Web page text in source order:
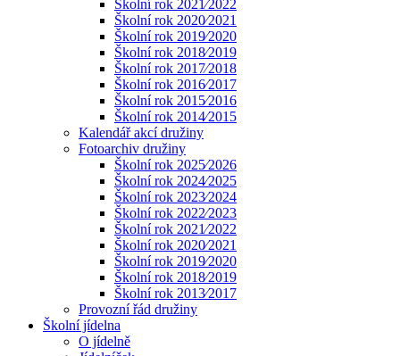
Školní rok 2021⁄2022
Školní rok 2020⁄2021
Školní rok 2019⁄2020
Školní rok 2018⁄2019
Školní rok 2017⁄2018
Školní rok 2016⁄2017
Školní rok 2015⁄2016
Školní rok 2014⁄2015
Kalendář akcí družiny
Fotoarchiv družiny
Školní rok 2025⁄2026
Školní rok 2024⁄2025
Školní rok 2023⁄2024
Školní rok 2022⁄2023
Školní rok 2021⁄2022
Školní rok 2020⁄2021
Školní rok 2019⁄2020
Školní rok 2018⁄2019
Školní rok 2013⁄2017
Provozní řád družiny
Školní jídelna
O jídelně